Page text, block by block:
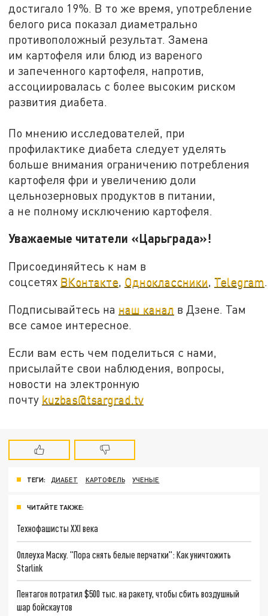
достигало 19%. В то же время, употребление
белого риса показал диаметрально
противоположный результат. Замена
им картофеля или блюд из вареного
и запеченного картофеля, напротив,
ассоциировалась с более высоким риском
развития диабета.
По мнению исследователей, при
профилактике диабета следует уделять
больше внимания ограничению потребления
картофеля фри и увеличению доли
цельнозерновых продуктов в питании,
а не полному исключению картофеля.
Уважаемые читатели «Царьграда»!
Присоединяйтесь к нам в
соцсетях ВКонтакте, Одноклассники, Telegram.
Подписывайтесь на наш канал в Дзене. Там
все самое интересное.
Если вам есть чем поделиться с нами,
присылайте свои наблюдения, вопросы,
новости на электронную
почту kuzbas@tsargrad.tv
ТЕГИ: ДИАБЕТ КАРТОФЕЛЬ УЧЕНЫЕ
ЧИТАЙТЕ ТАКЖЕ:
Технофашисты XXI века
Оплеуха Маску. "Пора снять белые перчатки": Как уничтожить
Starlink
Пентагон потратил $500 тыс. на ракету, чтобы сбить воздушный
шар бойскаутов